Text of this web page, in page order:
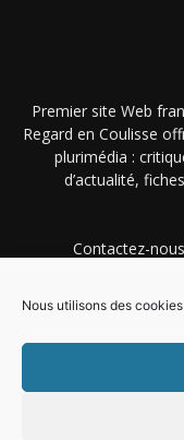
Nous utilisons des
Premier site Web
Regard en Coulisse
plurimédia :
d’actualité,
Contactez-